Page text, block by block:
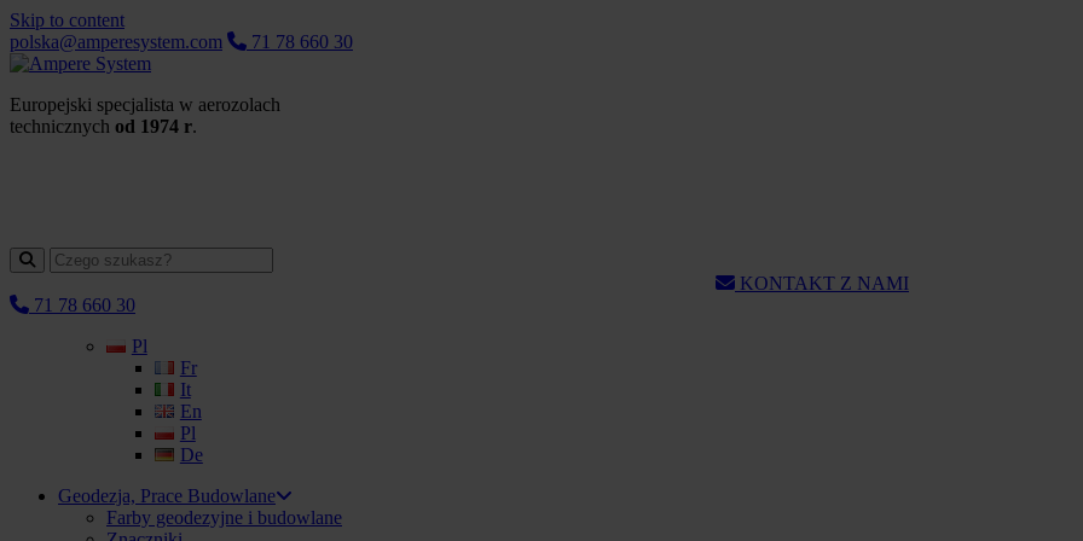
Skip to content
polska@amperesystem.com
71 78 660 30
Europejski specjalista w aerozolach
technicznych od 1974 r.
KONTAKT Z NAMI
71 78 660 30
Pl
Fr
It
En
Pl
De
Geodezja, Prace Budowlane
Farby geodezyjne i budowlane